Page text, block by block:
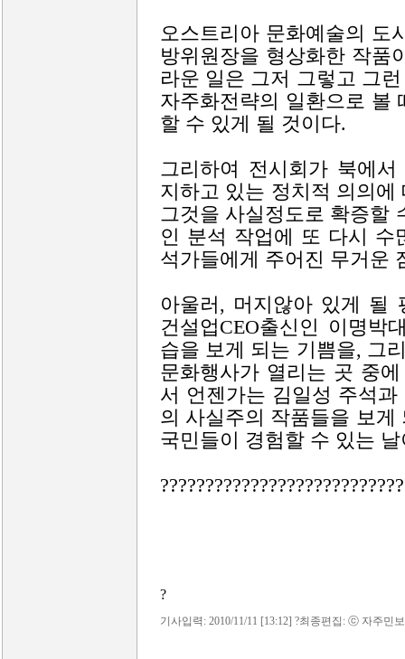
오스트리아 문화예술의 도
방위원장을 형상화한 작품
라운 일은 그저 그렇고 그
자주화전략의 일환으로 볼
할 수 있게 될 것이다.
그리하여 전시회가 북에
지하고 있는 정치적 의의
그것을 사실정도로 확증할
인 분석 작업에 또 다시 수
석가들에게 주어진 무거운
아울러, 머지않아 있게 될
건설업CEO출신인 이명박
습을 보게 되는 기쁨을, 그
문화행사가 열리는 곳 중
서 언젠가는 김일성 주석
의 사실주의 작품들을 보
국민들이 경험할 수 있는
?
기사입력: 2010/11/11 [13:12] ?최종편집: ⓒ 자주민보